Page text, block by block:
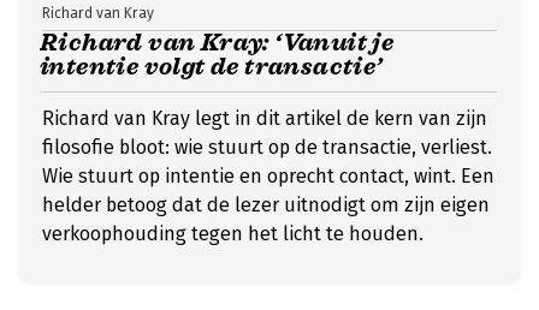
Richard van Kray: ‘Vanuit je
intentie volgt de transactie’
Richard van Kray
Richard van Kray legt in dit artikel de kern van zijn
filosofie bloot: wie stuurt op de transactie, verliest.
Wie stuurt op intentie en oprecht contact, wint. Een
helder betoog dat de lezer uitnodigt om zijn eigen
verkoophouding tegen het licht te houden.